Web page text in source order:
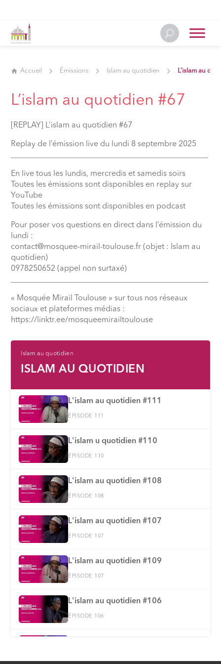
Accueil Émissions Islam au quotidien L’islam au
L’islam au quotidien #67
[REPLAY] L’islam au quotidien #67
Replay de l’émission live du lundi 8 septembre 2025
En live tous les lundis, mercredis et samedis soirs
Toutes les émissions sont disponibles en replay sur
YouTube
Toutes les émissions sont disponibles en podcast
Pour poser vos questions en direct dans l’émission du
lundi :
contact@mosquee-mirail-toulouse.fr (objet : Islam au
quotidien)
0978250652 (appel non surtaxé)
« Mosquée Mirail Toulouse » sur tous nos réseaux
sociaux et plateformes médias :
⁠https://linktr.ee/mosqueemirailtoulouse
Islam au quotidien
ISLAM AU QUOTIDIEN
L'islam au quotidien #111
ÉPISODE 111
L'islam u quotidien #110
ÉPISODE 110
L'islam au quotidien #108
ÉPISODE 108
L'islam au quotidien #107
ÉPISODE 107
L'islam au quotidien #109
ÉPISODE 107
L'islam au quotidien #106
ÉPISODE 106